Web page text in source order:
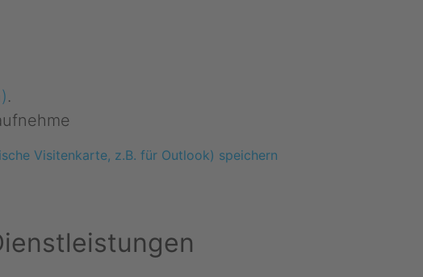
.
Visitenkarte, z.B. für Outlook) speichern